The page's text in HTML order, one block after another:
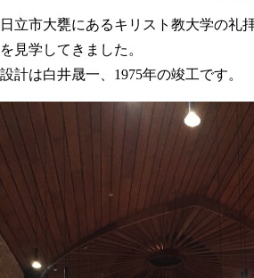
日立市大甕にあるキリスト教大学の礼
を見学してきました。
設計は白井晟一、1975年の竣工です。